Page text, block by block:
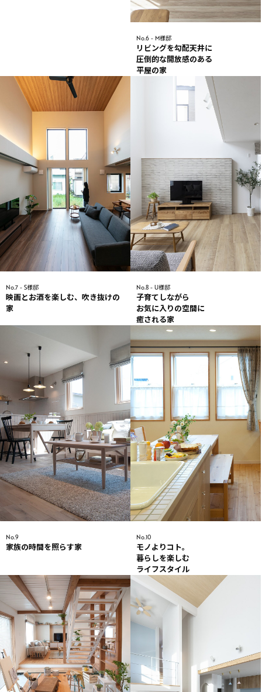
No.6 - M様邸
リビングを勾配天井に
圧倒的な開放感のある
平屋の家
No.7 - S様邸
映画とお酒を楽しむ、吹き抜けの
家
No.8 - U様邸
子育てしながら
お気に入りの空間に
癒される家
No.9
家族の時間を照らす家
No.10
モノよりコト。
暮らしを楽しむ
ライフスタイル